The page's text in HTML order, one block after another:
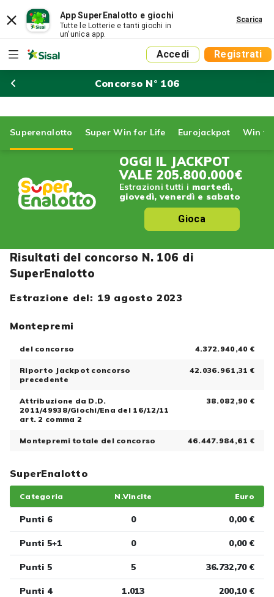
App SuperEnalotto e giochi
Tutte le Lotterie e tanti giochi in
un'unica app.
Scarica
Accedi Registrati
Concorso N° 106
Superenalotto Super Win for Life Eurojackpot Win
OGGI IL JACKPOT
VALE 205.800.000€
Estrazioni tutti i martedì,
giovedì, venerdì e sabato
Gioca
Risultati del concorso N. 106 di
SuperEnalotto
Estrazione del: 19 agosto 2023
Montepremi
del concorso 4.372.940,40 €
Riporto Jackpot concorso
precedente
42.036.961,31 €
Attribuzione da D.D.
2011/49938/Giochi/Ena del 16/12/11
art. 2 comma 2
38.082,90 €
Montepremi totale del concorso 46.447.984,61 €
SuperEnalotto
Categoria N.Vincite Euro
Punti 6 0 0,00 €
Punti 5+1 0 0,00 €
Punti 5 5 36.732,70 €
Punti 4 1.013 200,10 €